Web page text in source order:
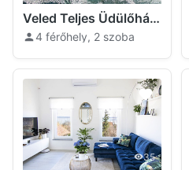
Veled Teljes Üdülőház Badacsonytomaj
4 férőhely, 2 szoba
35